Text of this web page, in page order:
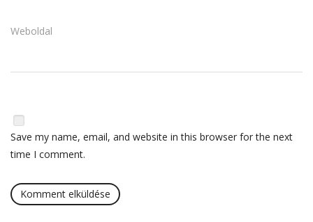
Weboldal
Save my name, email, and website in this browser for the next
time I comment.